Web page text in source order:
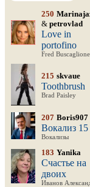
250
& petrovlad
Love in
portofino
Fred Buscaglione
215 skvaue
Toothbrush
Brad Paisley
207 Boris907
Вокализ 15
Вокализы
183 Yanika
Счастье на
двоих
Иванов